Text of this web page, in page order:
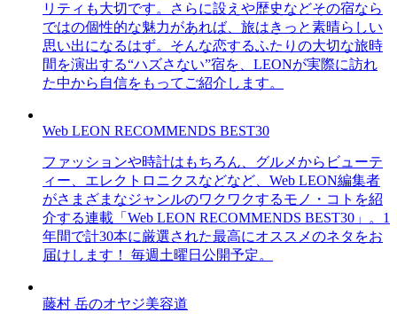
リティも大切です。さらに設えや歴史などその宿なら
ではの個性的な魅力があれば、旅はきっと素晴らしい
思い出になるはず。そんな恋するふたりの大切な旅時
間を演出する“ハズさない”宿を、LEONが実際に訪れ
た中から自信をもってご紹介します。
Web LEON RECOMMENDS BEST30
ファッションや時計はもちろん、グルメからビューテ
ィー、エレクトロニクスなどなど、Web LEON編集者
がさまざまなジャンルのワクワクするモノ・コトを紹
介する連載「Web LEON RECOMMENDS BEST30」。1
年間で計30本に厳選された最高にオススメのネタをお
届けします！ 毎週土曜日公開予定。
藤村 岳のオヤジ美容道